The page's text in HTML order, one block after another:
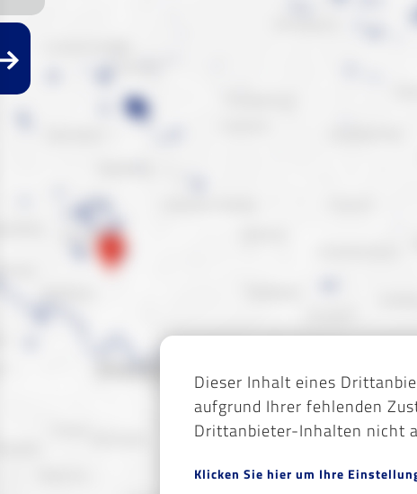
Dieser Inhalt eines
aufgrund Ihrer fehlenden
Drittanbieter-Inhalten nicht
Klicken Sie hier um Ihre